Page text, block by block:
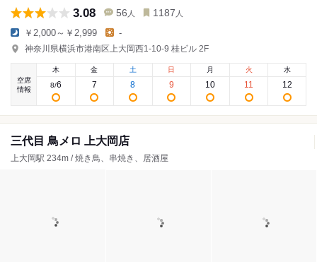
3.08 56 人 1187 人
￥2,000～￥2,999 -
神奈川県横浜市港南区上大岡西1-10-9 桂ビル 2F
空席
情報
木
8/6
金
7
土
8
日
9
月
10
火
11
水
12
三代目 鳥メロ 上大岡店
上大岡駅 234m / 焼き鳥、串焼き、居酒屋